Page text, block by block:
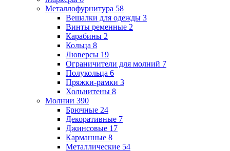
Металлофурнитура 58
Вешалки для одежды 3
Винты ременные 2
Карабины 2
Кольца 8
Люверсы 19
Ограничители для молний 7
Полукольца 6
Пряжки-рамки 3
Хольнитены 8
Молнии 390
Брючные 24
Декоративные 7
Джинсовые 17
Карманные 8
Металлические 54